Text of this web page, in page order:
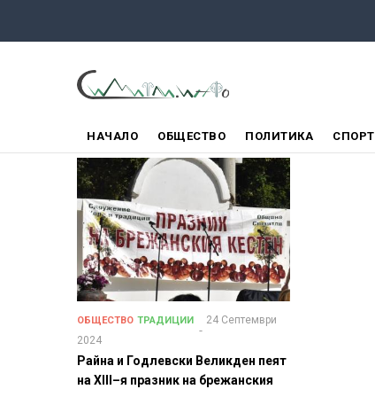
МЕНЮ
НАЧАЛО ОБЩЕСТВО ПОЛИТИКА СПОРТ
ОБЩЕСТВО ТРАДИЦИИ
24 Септември
2024
Райна и Годлевски Великден пеят
на XIII–я празник на брежанския